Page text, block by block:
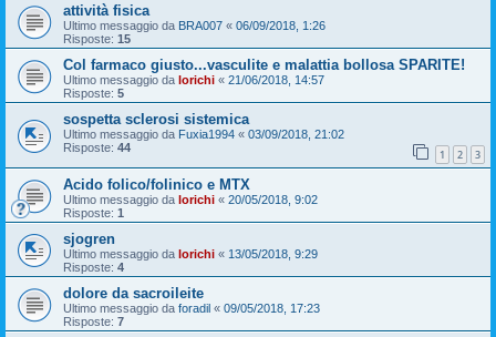
attività fisica
Ultimo messaggio da BRA007 « 06/09/2018, 1:26
Risposte: 15
Col farmaco giusto...vasculite e malattia bollosa SPARITE!
Ultimo messaggio da lorichi « 21/06/2018, 14:57
Risposte: 5
sospetta sclerosi sistemica
Ultimo messaggio da Fuxia1994 « 03/09/2018, 21:02
Risposte: 44 1 2 3
Acido folico/folinico e MTX
Ultimo messaggio da lorichi « 20/05/2018, 9:02
Risposte: 1
sjogren
Ultimo messaggio da lorichi « 13/05/2018, 9:29
Risposte: 4
dolore da sacroileite
Ultimo messaggio da foradil « 09/05/2018, 17:23
Risposte: 7